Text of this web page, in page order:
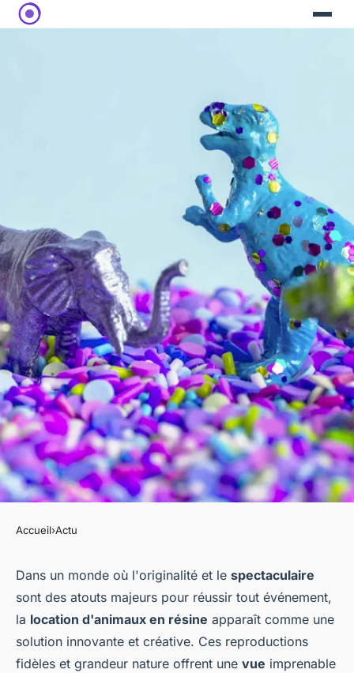
L'expérience unique : Location
animaux en résine
jeannot• 23 février 2024•3 min de lecture
Accueil›Actu
Dans un monde où l'originalité et le spectaculaire
sont des atouts majeurs pour réussir tout événement,
la location d'animaux en résine apparaît comme une
solution innovante et créative. Ces reproductions
fidèles et grandeur nature offrent une vue imprenable